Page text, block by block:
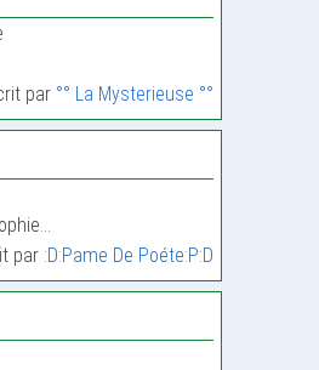
par °° La Mysterieuse °°
par :D:Pame De Poéte:P:D